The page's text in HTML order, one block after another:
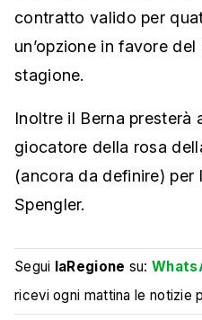
contratto valido per
un’opzione in favore del
stagione.
Inoltre il Berna presterà
giocatore della rosa
(ancora da definire) per
Spengler.
Segui laRegione su:
ricevi ogni mattina le notizie